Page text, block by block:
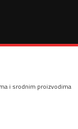
i srodnim proizvodima